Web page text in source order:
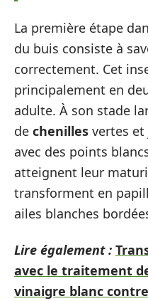
La première étape
du buis consiste à
correctement. Cet
principalement en
adulte. À son stade
de chenilles vertes et
avec des points
atteignent leur
transforment en
ailes blanches
Lire également :
avec le traitement
vinaigre blanc